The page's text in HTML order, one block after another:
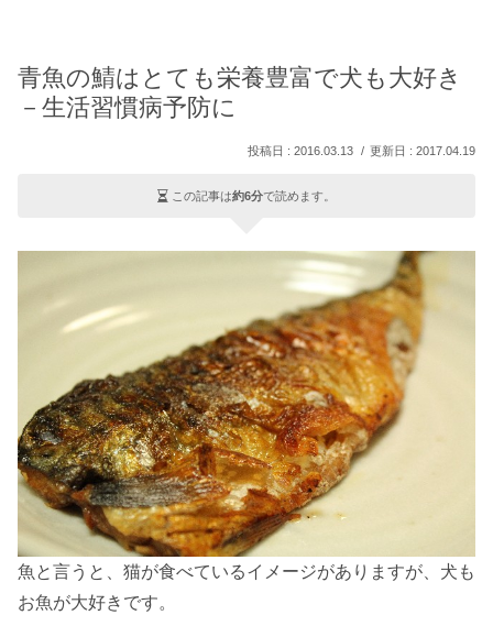
青魚の鯖はとても栄養豊富で犬も大好き
－生活習慣病予防に
2016.03.13 2017.04.19
この記事は約6分で読めます。
魚と言うと、猫が食べているイメージがありますが、犬も
お魚が大好きです。